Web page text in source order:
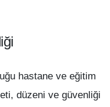
hastane ve eğitim
düzeni ve güvenliği